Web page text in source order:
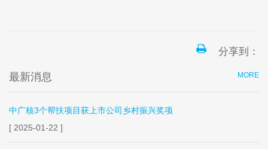
分享到：
MORE
最新消息
中广核3个帮扶项目获上市公司乡村振兴奖项
[ 2025-01-22 ]